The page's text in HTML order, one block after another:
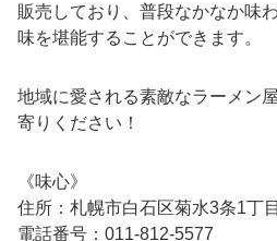
販売しており、普段なかなか味
味を堪能することができます。
地域に愛される素敵なラーメン
寄りください！
《味心》
住所：札幌市白石区菊水3条1丁目
電話番号： 011-812-5577